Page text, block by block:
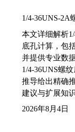
1/4-36UNS-2A
本文详细解析
底孔计算，包
并提供专业数
1/4-36UNS螺
推导给出精确
建议与扩展知识
2026年8月4日